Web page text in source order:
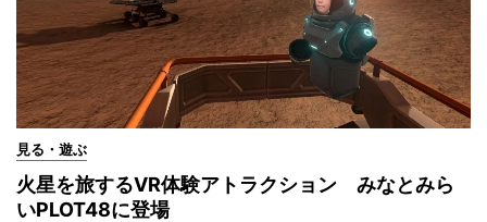
見る・遊ぶ
火星を旅するVR体験アトラクション みなとみら
いPLOT48に登場